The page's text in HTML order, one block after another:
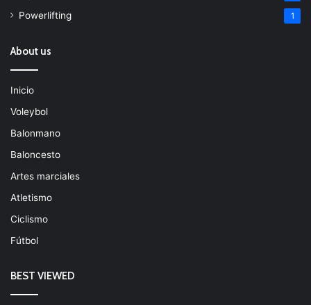
Powerlifting 1
About us
Inicio
Voleybol
Balonmano
Baloncesto
Artes marciales
Atletismo
Ciclismo
Fútbol
BEST VIEWED